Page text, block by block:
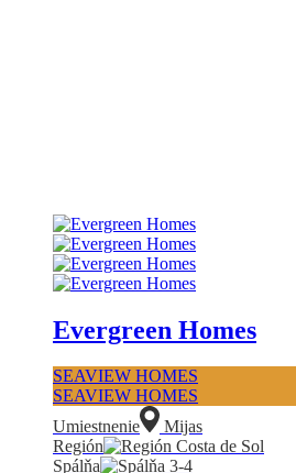
Evergreen Homes
SEAVIEW HOMES
SEAVIEW HOMES
Umiestnenie
Mijas
Región
Costa de Sol
Spálňa
3-4